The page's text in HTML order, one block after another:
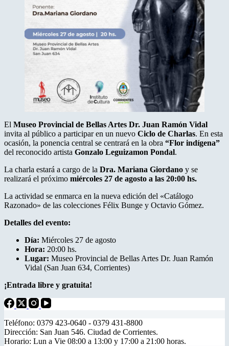
El Museo Provincial de Bellas Artes Dr. Juan Ramón Vidal
invita al público a participar en un nuevo Ciclo de Charlas. En esta
ocasión, la ponencia central se centrará en la obra “Flor indígena”
del reconocido artista Gonzalo Leguizamon Pondal.
La charla estará a cargo de la Dra. Mariana Giordano y se
realizará el próximo miércoles 27 de agosto a las 20:00 hs.
La actividad se enmarca en la nueva edición del «Catálogo
Razonado» de las colecciones Félix Bunge y Octavio Gómez.
Detalles del evento:
Día: Miércoles 27 de agosto
Hora: 20:00 hs.
Lugar: Museo Provincial de Bellas Artes Dr. Juan Ramón
Vidal (San Juan 634, Corrientes)
¡Entrada libre y gratuita!
Teléfono: 0379 423-0640 - 0379 431-8800
Dirección: San Juan 546. Ciudad de Corrientes.
Horario: Lun a Vie 08:00 a 13:00 y 17:00 a 21:00 horas.